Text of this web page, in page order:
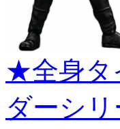
★全身タ
ダーシ